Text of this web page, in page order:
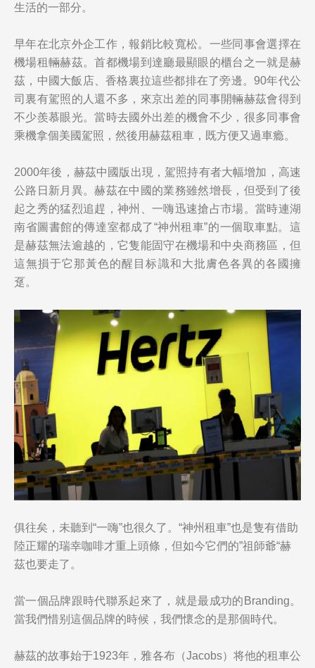
生活的一部分。
早年在北京外企工作，報銷比較寬松。一些同事會選擇在
機場租輛赫茲。首都機場到達廳最顯眼的櫃台之一就是赫
茲，中國大飯店、香格裏拉這些都排在了旁邊。90年代公
司裏有駕照的人還不多，來京出差的同事開輛赫茲會得到
不少羨慕眼光。當時去國外出差的機會不少，很多同事會
乘機拿個美國駕照，然後用赫茲租車，既方便又過車瘾。
2000年後，赫茲中國版出現，駕照持有者大幅增加，高速
公路日新月異。赫茲在中國的業務雖然增長，但受到了後
起之秀的猛烈追趕，神州、一嗨迅速搶占市場。當時連湖
南省圖書館的傳達室都成了“神州租車”的一個取車點。這
是赫茲無法逾越的，它隻能固守在機場和中央商務區，但
這無損于它那黃色的醒目标識和大批膚色各異的各國擁
趸。
俱往矣，未聽到“一嗨”也很久了。“神州租車”也是隻有借助
陸正耀的瑞幸咖啡才重上頭條，但如今它們的”祖師爺“赫
茲也要走了。
當一個品牌跟時代聯系起來了，就是最成功的Branding。
當我們惜别這個品牌的時候，我們懷念的是那個時代。
赫茲的故事始于1923年， 雅各布（Jacobs）将他的租車公